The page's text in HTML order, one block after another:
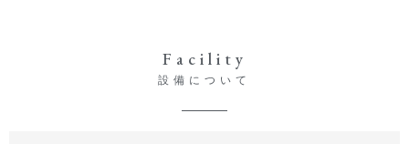
Facility
設備について